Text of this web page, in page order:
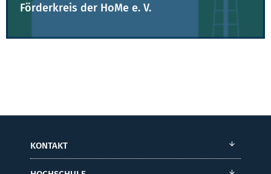
Förderkreis der HoMe e. V.
KONTAKT